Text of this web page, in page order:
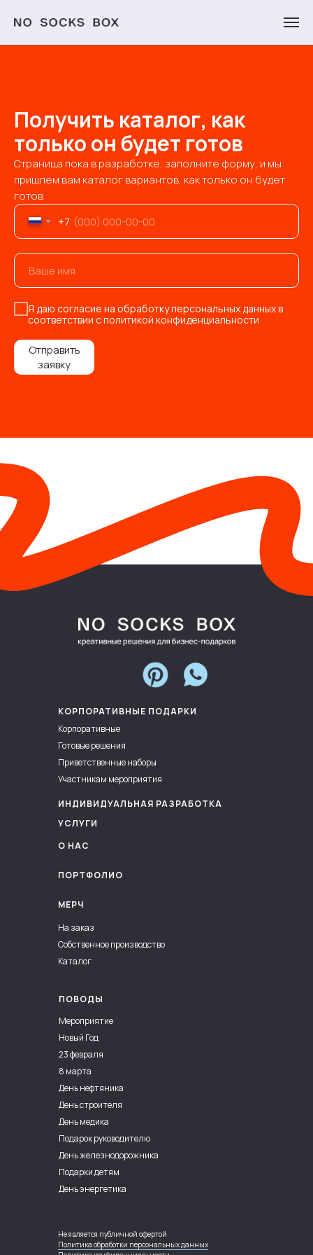
Получить каталог, как
только он будет готов
Страница пока в разработке, заполните форму, и мы
пришлем вам каталог вариантов, как только он будет
готов
+7
Я даю согласие на обработку персональных данных в
соответствии с политикой конфиденциальности
Отправить
заявку
УСЛУГИ
ПОРТФОЛИО
О НАС
ИНДИВИДУАЛЬНАЯ РАЗРАБОТКА
КОРПОРАТИВНЫЕ ПОДАРКИ
Корпоративные
Готовые решения
Приветственные наборы
Участникам мероприятия
МЕРЧ
На заказ
Собственное производство
Каталог
ПОВОДЫ
Мероприятие
Новый Год
23 февраля
8 марта
День нефтяника
День строителя
День медика
Подарок руководителю
День железнодорожника
Подарки детям
День энергетика
Не является публичной офертой
Политика обработки персональных данных